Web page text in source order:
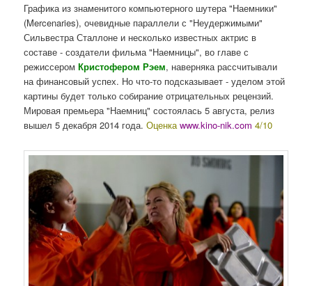
Графика из знаменитого компьютерного шутера "Наемники"
(Mercenaries), очевидные параллели с "Неудержимыми"
Сильвестра Сталлоне и несколько известных актрис в
составе - создатели фильма "Наемницы", во главе с
режиссеромКристофером Рэем, наверняка рассчитывали
на финансовый успех. Но что-то подсказывает - уделом этой
картины будет только собирание отрицательных рецензий.
Мировая премьера "Наемниц" состоялась 5 августа, релиз
вышел 5 декабря 2014 года.Оценкаwww.kino-nik.com4/10